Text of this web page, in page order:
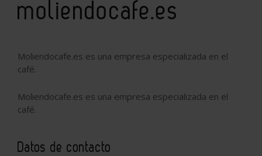
moliendocafe.es
Moliendocafe.es es una empresa especializada en el
café.
Moliendocafe.es es una empresa especializada en el
café.
Datos de contacto